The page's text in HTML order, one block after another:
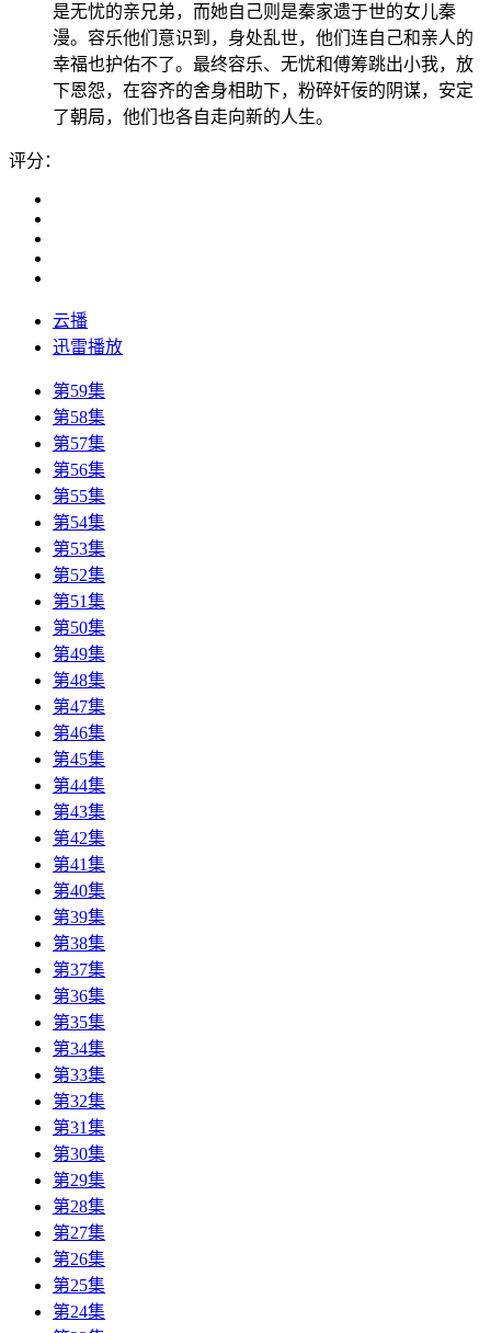
是无忧的亲兄弟，而她自己则是秦家遗于世的女儿秦
漫。容乐他们意识到，身处乱世，他们连自己和亲人的
幸福也护佑不了。最终容乐、无忧和傅筹跳出小我，放
下恩怨，在容齐的舍身相助下，粉碎奸佞的阴谋，安定
了朝局，他们也各自走向新的人生。
评分：
云播
迅雷播放
第59集
第58集
第57集
第56集
第55集
第54集
第53集
第52集
第51集
第50集
第49集
第48集
第47集
第46集
第45集
第44集
第43集
第42集
第41集
第40集
第39集
第38集
第37集
第36集
第35集
第34集
第33集
第32集
第31集
第30集
第29集
第28集
第27集
第26集
第25集
第24集